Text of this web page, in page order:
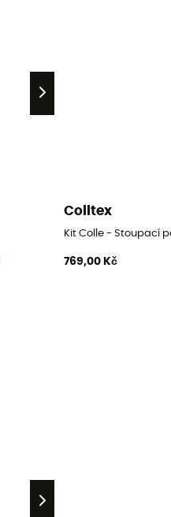
Colltex
Kit Colle - Stoupací
769,00 Kč